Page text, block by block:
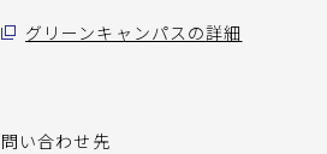
グリーンキャンパスの詳細
問い合わせ先